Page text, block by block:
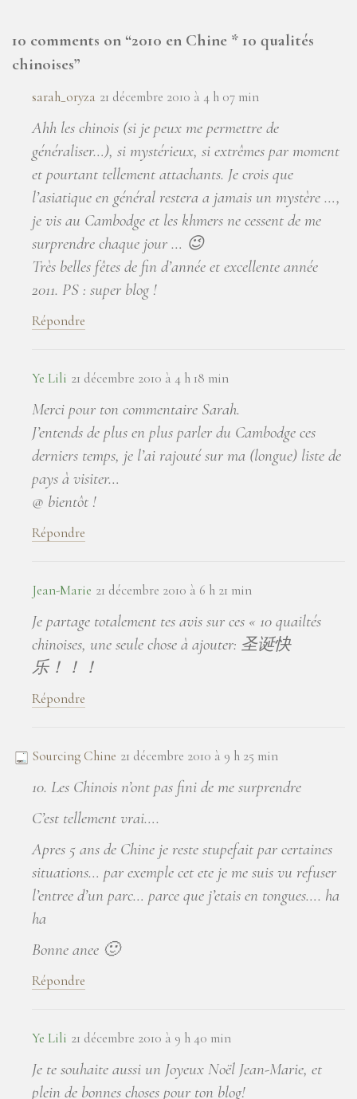
10 comments on “2010 en Chine * 10 qualités
chinoises”
sarah_oryza 21 décembre 2010 à 4 h 07 min
Ahh les chinois (si je peux me permettre de
généraliser…), si mystérieux, si extrêmes par moment
et pourtant tellement attachants. Je crois que
l’asiatique en général restera a jamais un mystère …,
je vis au Cambodge et les khmers ne cessent de me
surprendre chaque jour … 😉
Très belles fêtes de fin d’année et excellente année
2011. PS : super blog !
Répondre
Ye Lili 21 décembre 2010 à 4 h 18 min
Merci pour ton commentaire Sarah.
J’entends de plus en plus parler du Cambodge ces
derniers temps, je l’ai rajouté sur ma (longue) liste de
pays à visiter…
@ bientôt !
Répondre
Jean-Marie 21 décembre 2010 à 6 h 21 min
Je partage totalement tes avis sur ces « 10 quailtés
chinoises, une seule chose à ajouter: 圣诞快
乐！！！
Répondre
Sourcing Chine 21 décembre 2010 à 9 h 25 min
10. Les Chinois n’ont pas fini de me surprendre
C’est tellement vrai….
Apres 5 ans de Chine je reste stupefait par certaines
situations… par exemple cet ete je me suis vu refuser
l’entree d’un parc… parce que j’etais en tongues…. ha
ha
Bonne anee 🙂
Répondre
Ye Lili 21 décembre 2010 à 9 h 40 min
Je te souhaite aussi un Joyeux Noël Jean-Marie, et
plein de bonnes choses pour ton blog!